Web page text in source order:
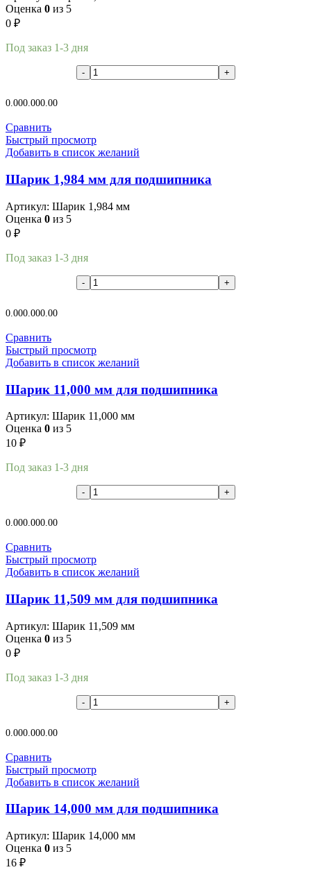
Оценка 0 из 5
0 ₽
Под заказ 1-3 дня
0.000.000.00
Сравнить
Быстрый просмотр
Добавить в список желаний
Шарик 1,984 мм для подшипника
Артикул: Шарик 1,984 мм
Оценка 0 из 5
0 ₽
Под заказ 1-3 дня
0.000.000.00
Сравнить
Быстрый просмотр
Добавить в список желаний
Шарик 11,000 мм для подшипника
Артикул: Шарик 11,000 мм
Оценка 0 из 5
10 ₽
Под заказ 1-3 дня
0.000.000.00
Сравнить
Быстрый просмотр
Добавить в список желаний
Шарик 11,509 мм для подшипника
Артикул: Шарик 11,509 мм
Оценка 0 из 5
0 ₽
Под заказ 1-3 дня
0.000.000.00
Сравнить
Быстрый просмотр
Добавить в список желаний
Шарик 14,000 мм для подшипника
Артикул: Шарик 14,000 мм
Оценка 0 из 5
16 ₽